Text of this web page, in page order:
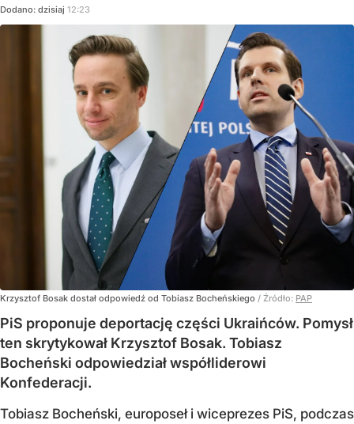
Dodano: dzisiaj 12:23
Krzysztof Bosak dostał odpowiedź od Tobiasz Bocheńskiego / Źródło: PAP
PiS proponuje deportację części Ukraińców. Pomysł
ten skrytykował Krzysztof Bosak. Tobiasz
Bocheński odpowiedział współliderowi
Konfederacji.
Tobiasz Bocheński, europoseł i wiceprezes PiS, podczas